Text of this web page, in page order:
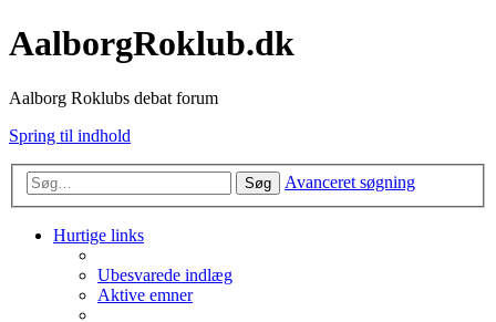
AalborgRoklub.dk
Aalborg Roklubs debat forum
Spring til indhold
Søg Avanceret søgning
Hurtige links
Ubesvarede indlæg
Aktive emner